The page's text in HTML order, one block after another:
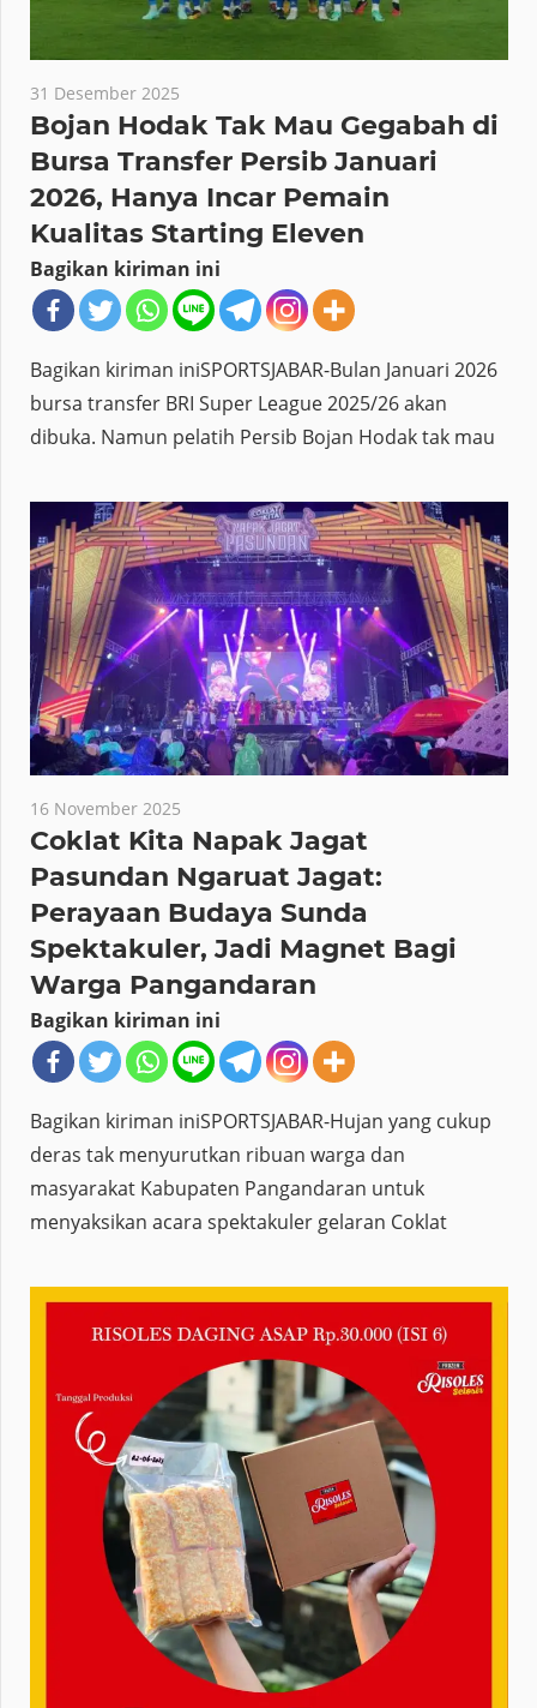
31 Desember 2025
Bojan Hodak Tak Mau Gegabah di
Bursa Transfer Persib Januari
2026, Hanya Incar Pemain
Kualitas Starting Eleven
Bagikan kiriman ini
Bagikan kiriman iniSPORTSJABAR-Bulan Januari 2026
bursa transfer BRI Super League 2025/26 akan
dibuka. Namun pelatih Persib Bojan Hodak tak mau
16 November 2025
Coklat Kita Napak Jagat
Pasundan Ngaruat Jagat:
Perayaan Budaya Sunda
Spektakuler, Jadi Magnet Bagi
Warga Pangandaran
Bagikan kiriman ini
Bagikan kiriman iniSPORTSJABAR-Hujan yang cukup
deras tak menyurutkan ribuan warga dan
masyarakat Kabupaten Pangandaran untuk
menyaksikan acara spektakuler gelaran Coklat